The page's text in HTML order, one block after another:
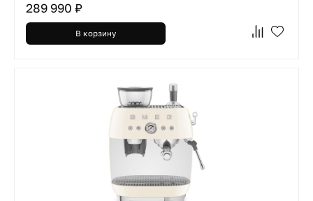
289 990 ₽
В корзину